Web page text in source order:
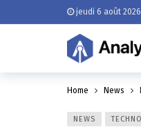
jeudi 6 août 2026
Home News
NEWS